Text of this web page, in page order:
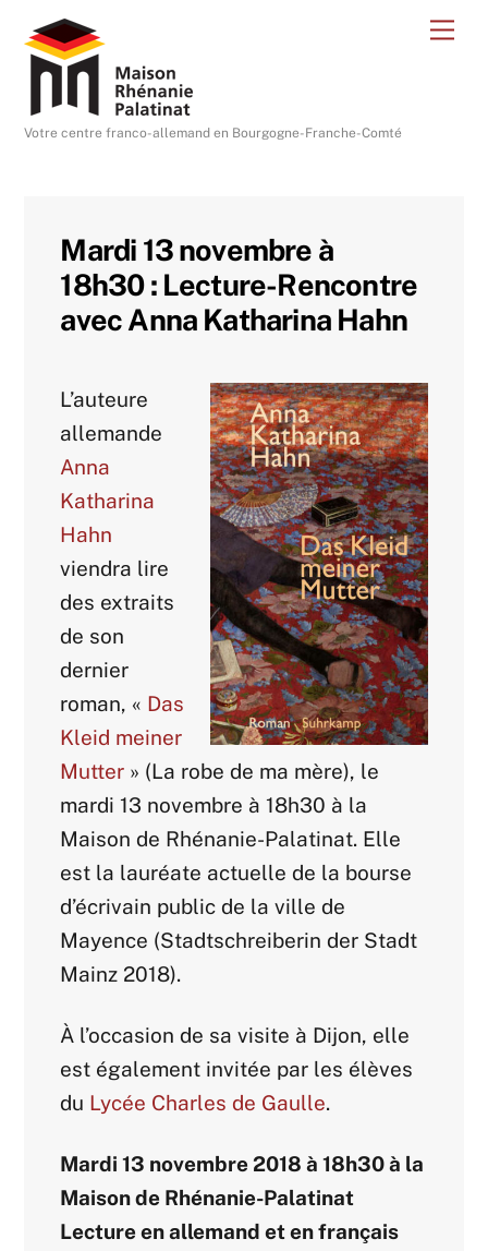
content
Votre centre franco-allemand en Bourgogne-Franche-Comté
Mardi 13 novembre à
18h30 : Lecture-Rencontre
avec Anna Katharina Hahn
L’auteure
allemande
Anna
Katharina
Hahn
viendra lire
des extraits
de son
dernier
roman, « Das
Kleid meiner
Mutter » (La robe de ma mère), le
mardi 13 novembre à 18h30 à la
Maison de Rhénanie-Palatinat. Elle
est la lauréate actuelle de la bourse
d’écrivain public de la ville de
Mayence (Stadtschreiberin der Stadt
Mainz 2018).
À l’occasion de sa visite à Dijon, elle
est également invitée par les élèves
du Lycée Charles de Gaulle.
Mardi 13 novembre 2018 à 18h30 à la
Maison de Rhénanie-Palatinat
Lecture en allemand et en français